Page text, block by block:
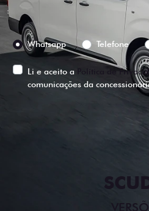
Preferência de contato:
Whatsapp
Telefone
Li e aceito a Política de
comunicações da